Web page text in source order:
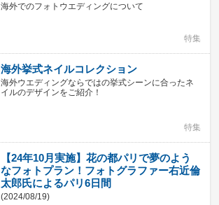
海外でのフォトウエディングについて
特集
海外挙式ネイルコレクション
海外ウエディングならではの挙式シーンに合ったネ
イルのデザインをご紹介！
特集
【24年10月実施】花の都パリで夢のよう
なフォトプラン！フォトグラファー右近倫
太郎氏によるパリ6日間
(2024/08/19)